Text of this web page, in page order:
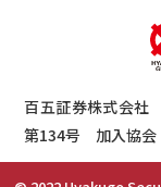
百五証券株式会社
第134号 加入協